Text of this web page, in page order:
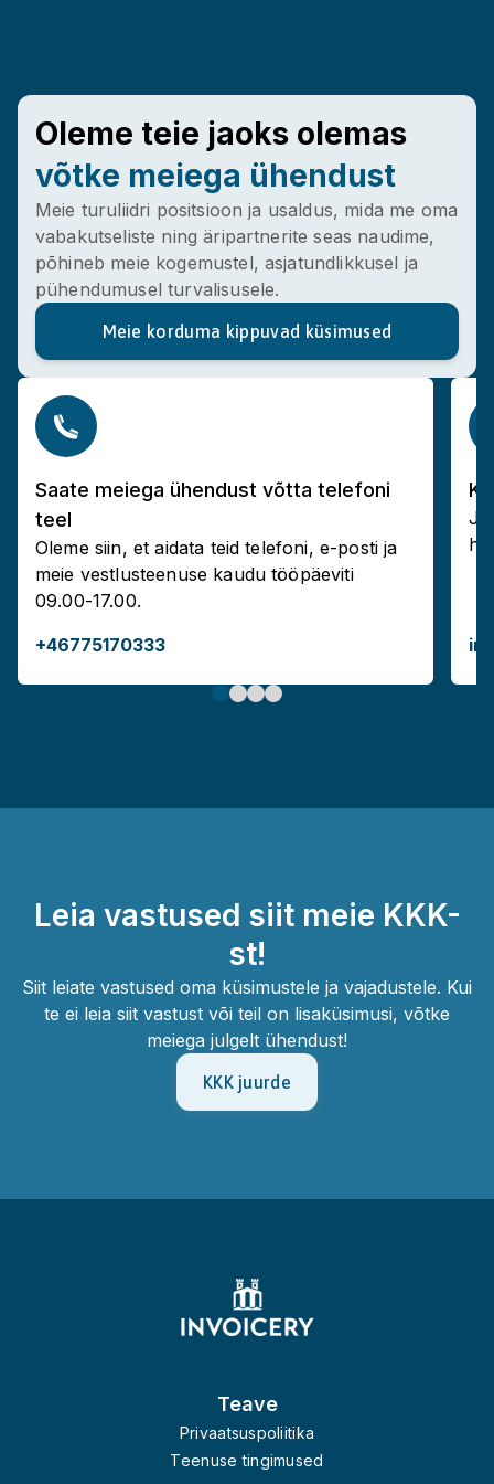
Polish
Portuguese
Romanian
Slovak
Slovenian
Finnish
Oleme teie jaoks olemas
võtke meiega ühendust
Meie turuliidri positsioon ja usaldus, mida me oma
vabakutseliste ning äripartnerite seas naudime,
põhineb meie kogemustel, asjatundlikkusel ja
pühendumusel turvalisusele.
Meie korduma kippuvad küsimused
Saate meiega ühendust võtta telefoni
teel
Oleme siin, et aidata teid telefoni, e-posti ja
meie vestlusteenuse kaudu tööpäeviti
09.00-17.00.
+46775170333
Leia vastused siit meie KKK-
st!
Siit leiate vastused oma küsimustele ja vajadustele. Kui
te ei leia siit vastust või teil on lisaküsimusi, võtke
meiega julgelt ühendust!
KKK juurde
Teave
Privaatsuspoliitika
Teenuse tingimused